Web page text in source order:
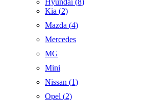
Hyundai (8)
Kia (2)
Mazda (4)
Mercedes
MG
Mini
Nissan (1)
Opel (2)